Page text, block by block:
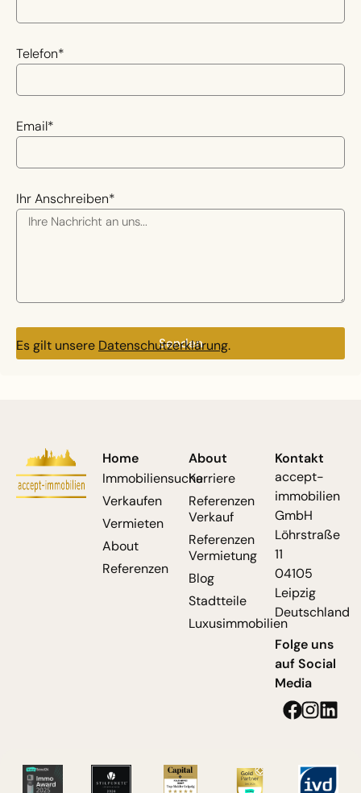
Telefon*
Email*
Ihr Anschreiben*
Senden
Es gilt unsere Datenschutzerklärung.
Home
Immobiliensuche
Verkaufen
Vermieten
About
Referenzen
About
Karriere
Referenzen
Verkauf
Referenzen
Vermietung
Blog
Stadtteile
Luxusimmobilien
Kontakt
accept-
immobilien
GmbH
Löhrstraße
11
04105
Leipzig
Deutschland
Folge uns
auf Social
Media